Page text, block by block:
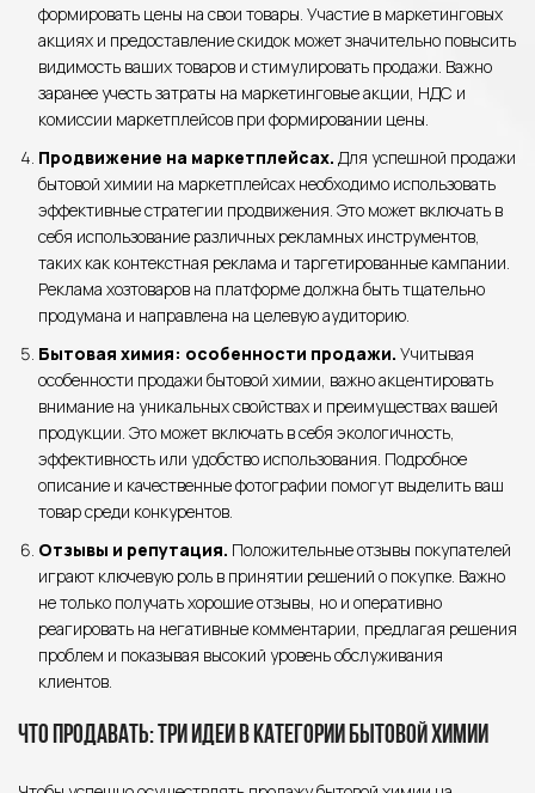
формировать цены на свои товары. Участие в маркетинговых
акциях и предоставление скидок может значительно повысить
видимость ваших товаров и стимулировать продажи. Важно
заранее учесть затраты на маркетинговые акции, НДС и
комиссии маркетплейсов при формировании цены.
Продвижение на маркетплейсах. Для успешной продажи
бытовой химии на маркетплейсах необходимо использовать
эффективные стратегии продвижения. Это может включать в
себя использование различных рекламных инструментов,
таких как контекстная реклама и таргетированные кампании.
Реклама хозтоваров на платформе должна быть тщательно
продумана и направлена на целевую аудиторию.
Бытовая химия: особенности продажи. Учитывая
особенности продажи бытовой химии, важно акцентировать
внимание на уникальных свойствах и преимуществах вашей
продукции. Это может включать в себя экологичность,
эффективность или удобство использования. Подробное
описание и качественные фотографии помогут выделить ваш
товар среди конкурентов.
Отзывы и репутация. Положительные отзывы покупателей
играют ключевую роль в принятии решений о покупке. Важно
не только получать хорошие отзывы, но и оперативно
реагировать на негативные комментарии, предлагая решения
проблем и показывая высокий уровень обслуживания
клиентов.
Что продавать: три идеи в категории бытовой химии